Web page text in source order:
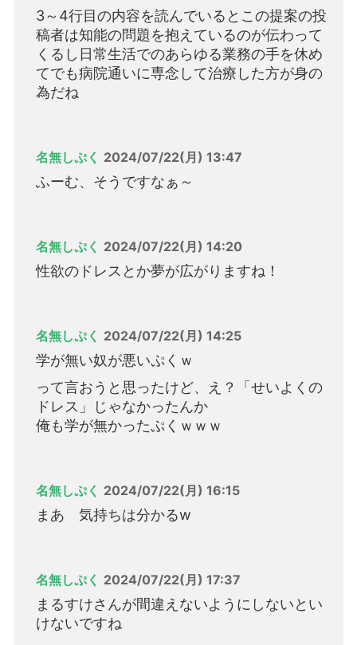
3～4行目の内容を読んでいるとこの提案の投
稿者は知能の問題を抱えているのが伝わって
くるし日常生活でのあらゆる業務の手を休め
てでも病院通いに専念して治療した方が身の
為だね
名無しぷく 2024/07/22(月) 13:47
ふーむ、そうですなぁ～
名無しぷく 2024/07/22(月) 14:20
性欲のドレスとか夢が広がりますね！
名無しぷく 2024/07/22(月) 14:25
学が無い奴が悪いぷくｗ
って言おうと思ったけど、え？「せいよくの
ドレス」じゃなかったんか
俺も学が無かったぷくｗｗｗ
名無しぷく 2024/07/22(月) 16:15
まあ 気持ちは分かるw
名無しぷく 2024/07/22(月) 17:37
まるすけさんが間違えないようにしないとい
けないですね